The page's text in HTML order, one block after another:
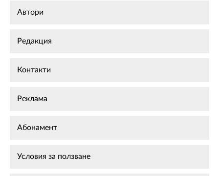
Автори
Редакция
Контакти
Реклама
Абонамент
Условия за ползване